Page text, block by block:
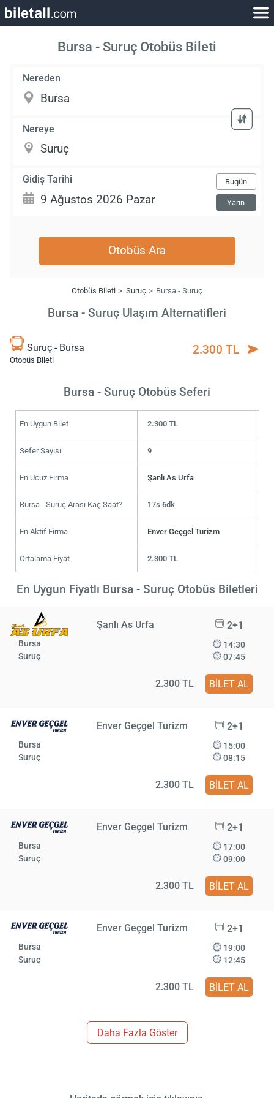
Bursa - Suruç Otobüs Bileti
Nereden
Nereye
Gidiş Tarihi Bugün
Yarın
Otobüs Ara
Otobüs Bileti Suruç Bursa - Suruç
Bursa - Suruç Ulaşım Alternatifleri
Suruç - Bursa
Otobüs Bileti
2.300 TL
Bursa - Suruç Otobüs Seferi
En Uygun Bilet 2.300 TL
Sefer Sayısı 9
En Ucuz Firma Şanlı As Urfa
Bursa - Suruç Arası Kaç Saat? 17s 6dk
En Aktif Firma Enver Geçgel Turizm
Ortalama Fiyat 2.300 TL
En Uygun Fiyatlı Bursa - Suruç Otobüs Biletleri
Şanlı As Urfa 2+1
Bursa
Suruç
14:30
07:45
2.300 TL BİLET AL
Enver Geçgel Turizm 2+1
Bursa
Suruç
15:00
08:15
2.300 TL BİLET AL
Enver Geçgel Turizm 2+1
Bursa
Suruç
17:00
09:00
2.300 TL BİLET AL
Enver Geçgel Turizm 2+1
Bursa
Suruç
19:00
12:45
2.300 TL BİLET AL
Daha Fazla Göster